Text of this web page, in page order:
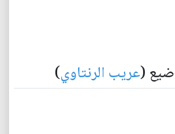
(عريب الرنتاوي)